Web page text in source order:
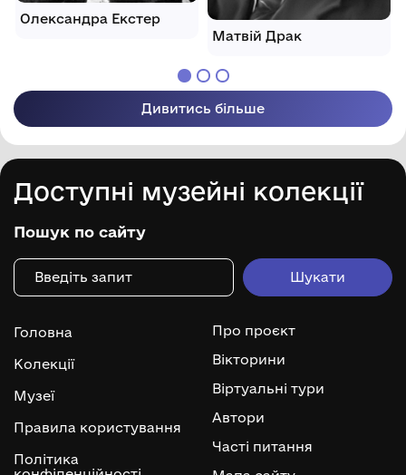
Олександра Екстер
Матвій Драк
Дивитись більше
Доступні музейні колекції
Пошук по сайту
Головна
Колекції
Музеї
Правила користування
Політика
Про проєкт
Вікторини
Віртуальні тури
Автори
Часті питання